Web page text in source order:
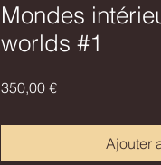
Mondes
worlds #1
350,00 €Prix
Ajouter